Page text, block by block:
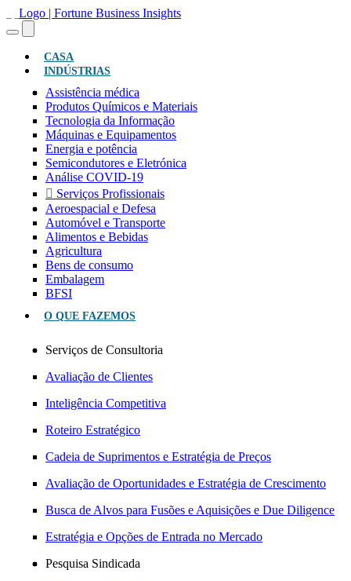
CASA
INDÚSTRIAS
Assistência médica
Produtos Químicos e Materiais
Tecnologia da Informação
Máquinas e Equipamentos
Energia e potência
Semicondutores e Eletrónica
Análise COVID-19
Serviços Profissionais
Aeroespacial e Defesa
Automóvel e Transporte
Alimentos e Bebidas
Agricultura
Bens de consumo
Embalagem
BFSI
O QUE FAZEMOS
Serviços de Consultoria
Avaliação de Clientes
Inteligência Competitiva
Roteiro Estratégico
Cadeia de Suprimentos e Estratégia de Preços
Avaliação de Oportunidades e Estratégia de Crescimento
Busca de Alvos para Fusões e Aquisições e Due Diligence
Estratégia e Opções de Entrada no Mercado
Pesquisa Sindicada